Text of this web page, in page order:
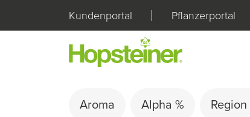
Kundenportal Pflanzerportal
Aroma Alpha % Region